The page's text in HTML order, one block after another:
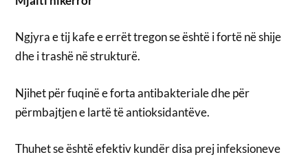
Ngjyra e tij kafe e errët tregon se është i fortë në shije
dhe i trashë në strukturë.
Njihet për fuqinë e forta antibakteriale dhe për
përmbajtjen e lartë të antioksidantëve.
Thuhet se është efektiv kundër disa prej infeksioneve